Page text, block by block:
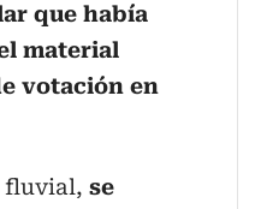
que había
material
votación en
fluvial, se